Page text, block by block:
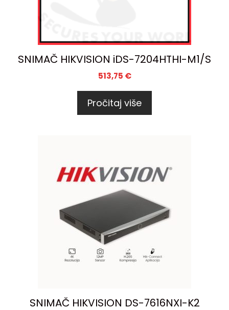
SNIMAČ HIKVISION iDS-7204HTHI-M1/S
513,75 €
Pročitaj više
SNIMAČ HIKVISION DS-7616NXI-K2